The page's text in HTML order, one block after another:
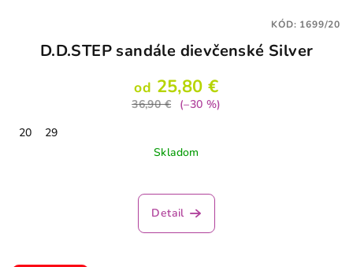
D.D.STEP sandále dievčenské Silver
od 25,80 €
36,90 €
(–30 %)
20
29
Skladom
Detail
KÓD: 1699/20